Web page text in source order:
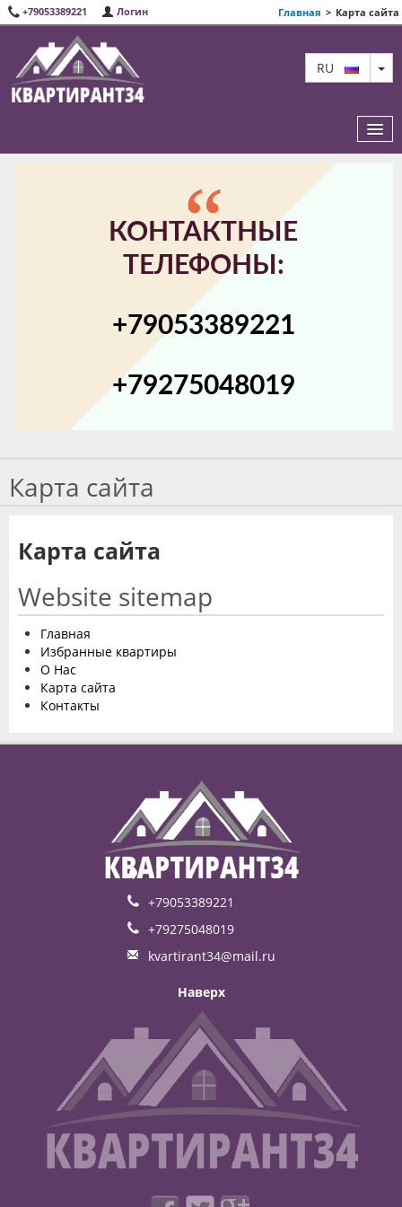
+79053389221 Логин Главная > Карта сайта
RU
ИЗБРАННЫЕ КВАРТИРЫ
КАРТА САЙТА
КОНТАКТЫ
КОНТАКТНЫЕ
ТЕЛЕФОНЫ:
+79053389221
+79275048019
Карта сайта
Карта сайта
Website sitemap
Главная
Избранные квартиры
О Нас
Карта сайта
Контакты
+79053389221
+79275048019
kvartirant34@mail.ru
Наверх